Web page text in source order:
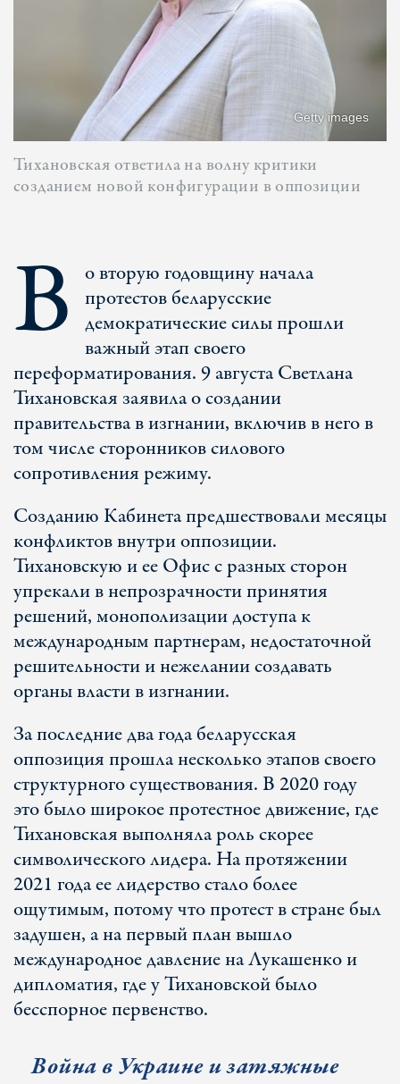
Getty images
Тихановская ответила на волну критики
созданием новой конфигурации в оппозиции
В о вторую годовщину начала
протестов беларусские
демократические силы прошли
важный этап своего
переформатирования. 9 августа Светлана
Тихановская заявила о создании
правительства в изгнании, включив в него в
том числе сторонников силового
сопротивления режиму.
Созданию Кабинета предшествовали месяцы
конфликтов внутри оппозиции.
Тихановскую и ее Офис с разных сторон
упрекали в непрозрачности принятия
решений, монополизации доступа к
международным партнерам, недостаточной
решительности и нежелании создавать
органы власти в изгнании.
За последние два года беларусская
оппозиция прошла несколько этапов своего
структурного существования. В 2020 году
это было широкое протестное движение, где
Тихановская выполняла роль скорее
символического лидера. На протяжении
2021 года ее лидерство стало более
ощутимым, потому что протест в стране был
задушен, а на первый план вышло
международное давление на Лукашенко и
дипломатия, где у Тихановской было
бесспорное первенство.
Война в Украине и затяжные